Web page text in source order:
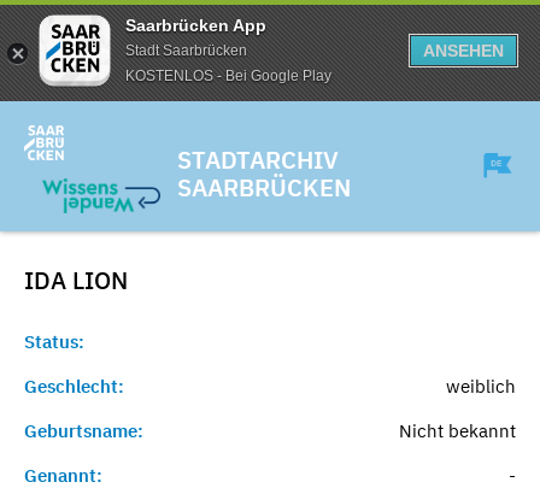
Saarbrücken App
Stadt Saarbrücken
KOSTENLOS - Bei Google Play
ANSEHEN
STADTARCHIV
SAARBRÜCKEN
IDA LION
Status:
Geschlecht:
weiblich
Geburtsname:
Nicht bekannt
Genannt:
-